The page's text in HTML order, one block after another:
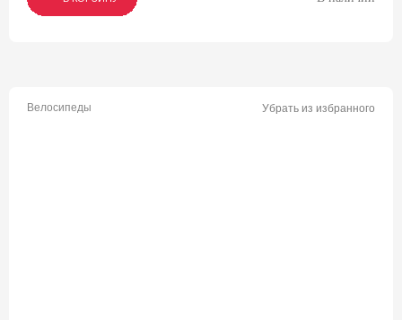
Велосипеды Убрать из избранного